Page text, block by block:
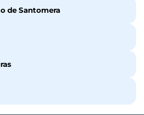
de Santomera